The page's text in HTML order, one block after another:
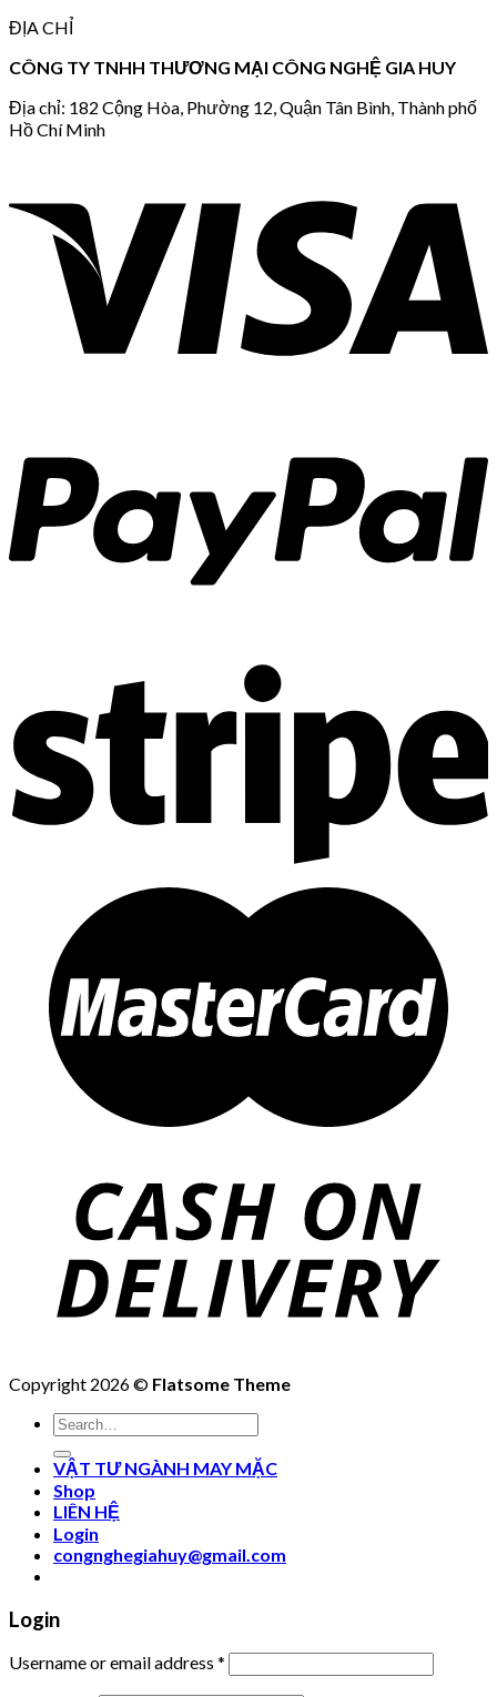
ĐỊA CHỈ
CÔNG TY TNHH THƯƠNG MẠI CÔNG NGHỆ GIA HUY
Địa chỉ: 182 Cộng Hòa, Phường 12, Quận Tân Bình, Thành phố
Hồ Chí Minh
Copyright 2026 © Flatsome Theme
Search
for:
VẬT TƯ NGÀNH MAY MẶC
Shop
LIÊN HỆ
Login
congnghegiahuy@gmail.com
Login
Username or email address *